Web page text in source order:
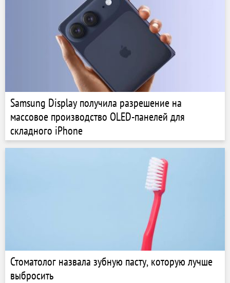
Samsung Display получила разрешение на
массовое производство OLED-панелей для
складного iPhone
Стоматолог назвала зубную пасту, которую лучше
выбросить